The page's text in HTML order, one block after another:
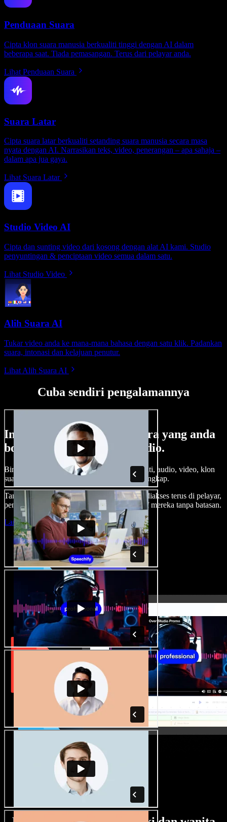
Penduaan Suara
Cipta klon suara manusia berkualiti tinggi dengan AI dalam
beberapa saat. Tiada pemasangan. Terus dari pelayar anda.
Lihat Penduaan Suara
Suara Latar
Cipta suara latar berkualiti setanding suara manusia secara masa
nyata dengan AI. Narrasikan teks, video, penerangan – apa sahaja –
dalam apa jua gaya.
Lihat Suara Latar
Studio Video AI
Cipta dan sunting video dari kosong dengan alat AI kami. Studio
penyuntingan & penciptaan video semua dalam satu.
Lihat Studio Video
Alih Suara AI
Tukar video anda ke mana-mana bahasa dengan satu klik. Padankan
suara, intonasi dan kelajuan penutur.
Lihat Alih Suara AI
Cuba sendiri pengalamannya
Ini hanya sebahagian perkara yang anda
boleh buat di Speechify Studio.
Bina suara latar, tambah imej stok tanpa royalti, audio, video, klon
suara anda, untuk projek audio video yang lengkap.
Tanpa keluk pembelajaran dan semua boleh diakses terus di pelayar,
pencipta boleh realisasikan segala idea kreatif mereka tanpa batasan.
Lancarkan Studio